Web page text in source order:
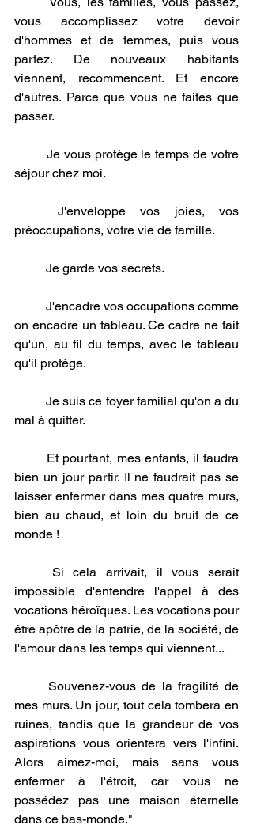
vous accomplissez votre devoir
d'hommes et de femmes, puis vous
partez. De nouveaux habitants
viennent, recommencent. Et encore
d'autres. Parce que vous ne faites que
passer.
séjour chez moi.
préoccupations, votre vie de famille.
	Je garde vos secrets.
on encadre un tableau. Ce cadre ne fait
qu'un, au fil du temps, avec le tableau
qu'il protège.
	Je suis ce foyer familial qu'on a du
mal à quitter.
bien un jour partir. Il ne faudrait pas se
laisser enfermer dans mes quatre murs,
bien au chaud, et loin du bruit de ce
monde !
impossible d'entendre l'appel à des
vocations héroïques. Les vocations pour
être apôtre de la patrie, de la société, de
l'amour dans les temps qui viennent...
	Souvenez-vous de la fragilité de
mes murs. Un jour, tout cela tombera en
ruines, tandis que la grandeur de vos
aspirations vous orientera vers l'infini.
Alors aimez-moi, mais sans vous
enfermer à l'étroit, car vous ne
possédez pas une maison éternelle
dans ce bas-monde."